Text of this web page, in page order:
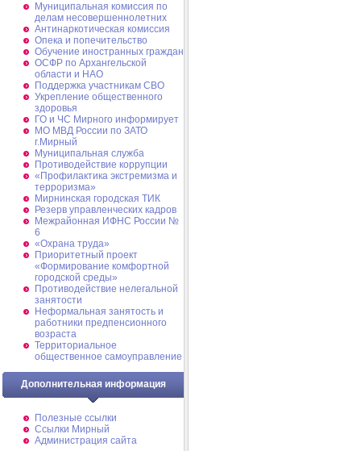
Муниципальная комиссия по
делам несовершеннолетних
Антинаркотическая комиссия
Опека и попечительство
Обучение иностранных граждан
ОСФР по Архангельской
области и НАО
Поддержка участникам СВО
Укрепление общественного
здоровья
ГО и ЧС Мирного информирует
МО МВД России по ЗАТО
г.Мирный
Муниципальная cлужба
Противодействие коррупции
«Профилактика экстремизма и
терроризма»
Мирнинская городская ТИК
Резерв управленческих кадров
Межрайонная ИФНС России №
6
«Охрана труда»
Приоритетный проект
«Формирование комфортной
городской среды»
Противодействие нелегальной
занятости
Неформальная занятость и
работники предпенсионного
возраста
Территориальное
общественное самоуправление
Дополнительная информация
Полезные ссылки
Ссылки Мирный
Администрация сайта